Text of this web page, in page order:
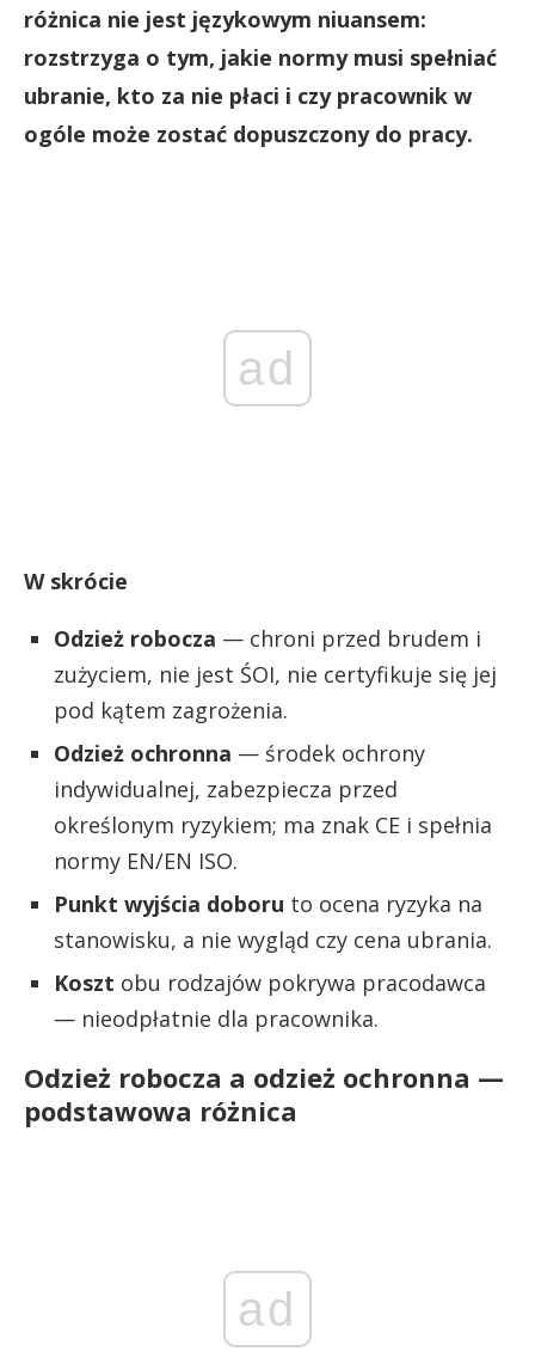
różnica nie jest językowym niuansem:
rozstrzyga o tym, jakie normy musi spełniać
ubranie, kto za nie płaci i czy pracownik w
ogóle może zostać dopuszczony do pracy.
ad
W skrócie
Odzież robocza — chroni przed brudem i
zużyciem, nie jest ŚOI, nie certyfikuje się jej
pod kątem zagrożenia.
Odzież ochronna — środek ochrony
indywidualnej, zabezpiecza przed
określonym ryzykiem; ma znak CE i spełnia
normy EN/EN ISO.
Punkt wyjścia doboru to ocena ryzyka na
stanowisku, a nie wygląd czy cena ubrania.
Koszt obu rodzajów pokrywa pracodawca
— nieodpłatnie dla pracownika.
Odzież robocza a odzież ochronna —
podstawowa różnica
ad